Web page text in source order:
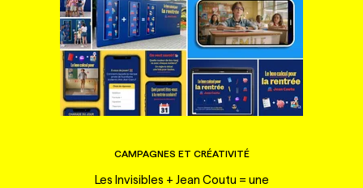
CAMPAGNES ET CRÉATIVITÉ
Les Invisibles + Jean Coutu = une